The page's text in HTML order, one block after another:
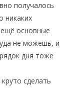
получалось
никаких
основные
не можешь, и
дня тоже
сделать